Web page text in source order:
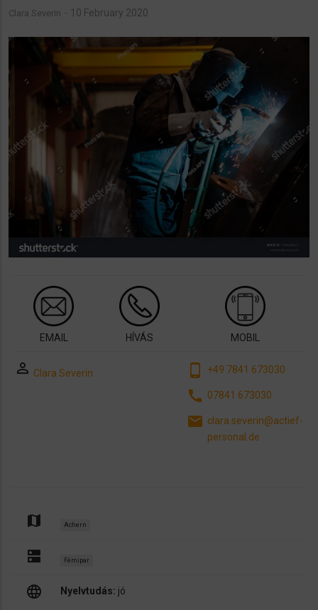
Clara Severin 10 February 2020
EMAIL HÍVÁS MOBIL
perm_identity Clara Severin phone_android +49 7841 673030
call 07841 673030
email clara.severin@actief-
personal.de
map Achern
dns Fémipar
language Nyelvtudás: jó